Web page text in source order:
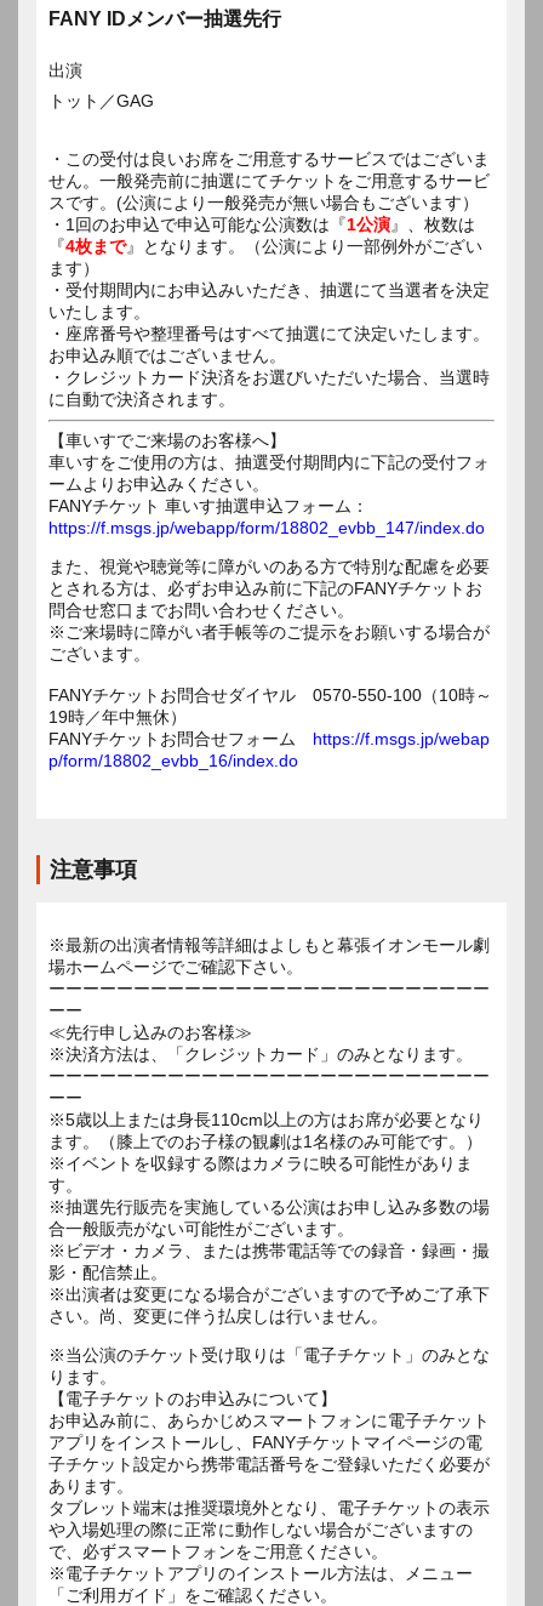
FANY IDメンバー抽選先行
出演
トット／GAG
・この受付は良いお席をご用意するサービスではございま
せん。一般発売前に抽選にてチケットをご用意するサービ
スです。(公演により一般発売が無い場合もございます）
・1回のお申込で申込可能な公演数は『1公演』、枚数は
『4枚まで』となります。（公演により一部例外がござい
ます）
・受付期間内にお申込みいただき、抽選にて当選者を決定
いたします。
・座席番号や整理番号はすべて抽選にて決定いたします。
お申込み順ではございません。
・クレジットカード決済をお選びいただいた場合、当選時
に自動で決済されます。
【車いすでご来場のお客様へ】
車いすをご使用の方は、抽選受付期間内に下記の受付フォ
ームよりお申込みください。
FANYチケット 車いす抽選申込フォーム：
https://f.msgs.jp/webapp/form/18802_evbb_147/index.do
また、視覚や聴覚等に障がいのある方で特別な配慮を必要
とされる方は、必ずお申込み前に下記のFANYチケットお
問合せ窓口までお問い合わせください。
※ご来場時に障がい者手帳等のご提示をお願いする場合が
ございます。
FANYチケットお問合せダイヤル 0570-550-100（10時～
19時／年中無休）
FANYチケットお問合せフォーム https://f.msgs.jp/webap
p/form/18802_evbb_16/index.do
注意事項
※最新の出演者情報等詳細はよしもと幕張イオンモール劇
場ホームページでご確認下さい。
ーーーーーーーーーーーーーーーーーーーーーーーーーー
ーー
≪先行申し込みのお客様≫
※決済方法は、「クレジットカード」のみとなります。
ーーーーーーーーーーーーーーーーーーーーーーーーーー
ーー
※5歳以上または身長110cm以上の方はお席が必要となり
ます。（膝上でのお子様の観劇は1名様のみ可能です。）
※イベントを収録する際はカメラに映る可能性がありま
す。
※抽選先行販売を実施している公演はお申し込み多数の場
合一般販売がない可能性がございます。
※ビデオ・カメラ、または携帯電話等での録音・録画・撮
影・配信禁止。
※出演者は変更になる場合がございますので予めご了承下
さい。尚、変更に伴う払戻しは行いません。
※当公演のチケット受け取りは「電子チケット」のみとな
ります。
【電子チケットのお申込みについて】
お申込み前に、あらかじめスマートフォンに電子チケット
アプリをインストールし、FANYチケットマイページの電
子チケット設定から携帯電話番号をご登録いただく必要が
あります。
タブレット端末は推奨環境外となり、電子チケットの表示
や入場処理の際に正常に動作しない場合がございますの
で、必ずスマートフォンをご用意ください。
※電子チケットアプリのインストール方法は、メニュー
「ご利用ガイド」をご確認ください。